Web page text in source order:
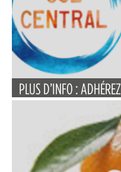
PLUS D’INFO : ADHÉREZ